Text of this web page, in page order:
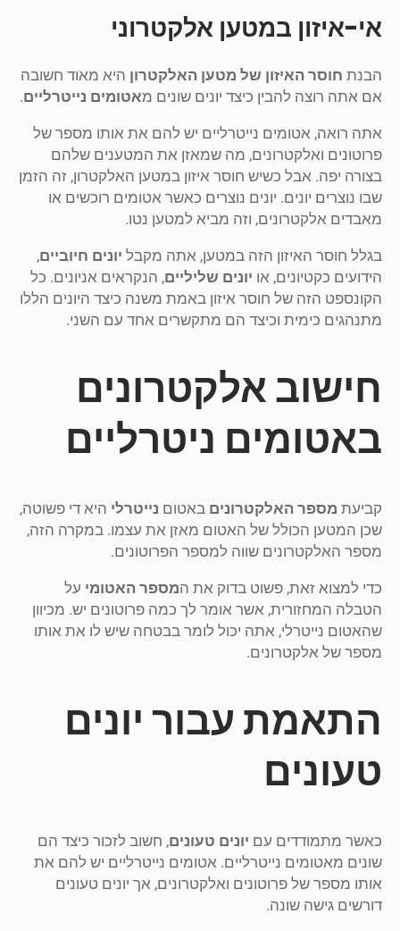
אי-איזון במטען אלקטרוני
הבנת חוסר האיזון של מטען האלקטרון היא מאוד חשובה
אם אתה רוצה להבין כיצד יונים שונים מאטומים נייטרליים.
אתה רואה, אטומים נייטרליים יש להם את אותו מספר של
פרוטונים ואלקטרונים, מה שמאזן את המטענים שלהם
בצורה יפה. אבל כשיש חוסר איזון במטען האלקטרון, זה הזמן
שבו נוצרים יונים. יונים נוצרים כאשר אטומים רוכשים או
מאבדים אלקטרונים, וזה מביא למטען נטו.
בגלל חוסר האיזון הזה במטען, אתה מקבל יונים חיוביים,
הידועים כקטיונים, או יונים שליליים, הנקראים אניונים. כל
הקונספט הזה של חוסר איזון באמת משנה כיצד היונים הללו
מתנהגים כימית וכיצד הם מתקשרים אחד עם השני.
חישוב אלקטרונים
באטומים ניטרליים
קביעת מספר האלקטרונים באטום נייטרלי היא די פשוטה,
שכן המטען הכולל של האטום מאזן את עצמו. במקרה הזה,
מספר האלקטרונים שווה למספר הפרוטונים.
כדי למצוא זאת, פשוט בדוק את המספר האטומי על
הטבלה המחזורית, אשר אומר לך כמה פרוטונים יש. מכיוון
שהאטום נייטרלי, אתה יכול לומר בבטחה שיש לו את אותו
מספר של אלקטרונים.
התאמת עבור יונים
טעונים
כאשר מתמודדים עם יונים טעונים, חשוב לזכור כיצד הם
שונים מאטומים נייטרליים. אטומים נייטרליים יש להם את
אותו מספר של פרוטונים ואלקטרונים, אך יונים טעונים
דורשים גישה שונה.